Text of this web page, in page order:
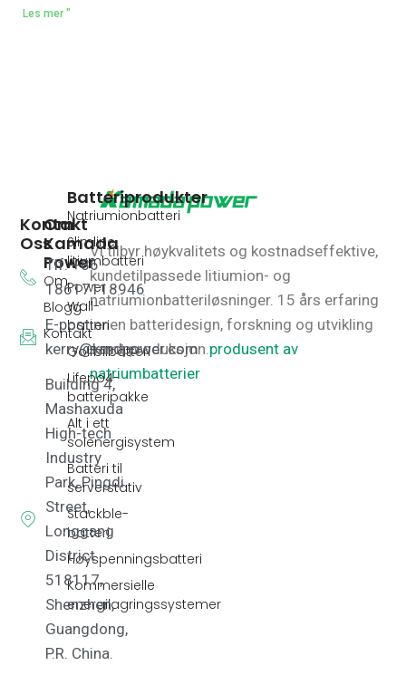
Les mer "
Vi tilbyr høykvalitets og kostnadseffektive,
kundetilpassede litiumion- og
natriumionbatteriløsninger. 15 års erfaring
innen batteridesign, forskning og utvikling
samt produksjon.produsent av
natriumbatterier
Batteriprodukter
Natriumionbatteri
Slimline
litiumbatteri
Power
Wall-
batteri
Golfbilbatteri
Lifepo4-
batteripakke
Alt i ett
solenergisystem
Batteri til
serverstativ
Stackble-
batteri
Høyspenningsbatteri
Kommersielle
energilagringssystemer
Om
Kamada
Power
Om
Blogg
Kontakt
Kontakt
Oss
Tlf: +86
18617118946
E-post:
kerry@kmdpower.com
Building 4,
Mashaxuda
High-tech
Industry
Park, Pingdi
Street,
Longgang
District
518117,
Shenzhen,
Guangdong,
P.R. China.